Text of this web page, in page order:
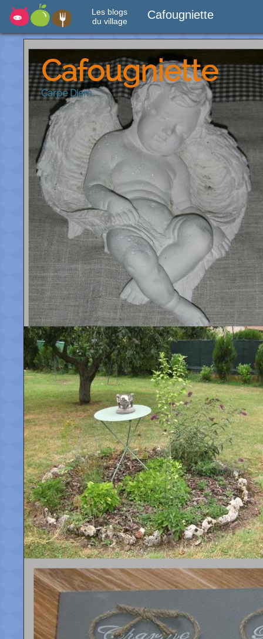
Les blogs
du village
Cafougniette
Cafougniette
Carpe Diem